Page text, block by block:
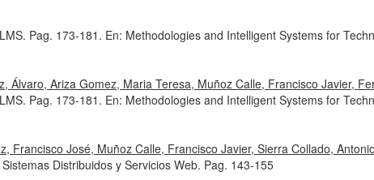
Pag. 173-181. En: Methodologies and Intelligent Systems for
Álvaro, Ariza Gomez, Maria Teresa, Muñoz Calle, Francisco Javier,
Pag. 173-181. En: Methodologies and Intelligent Systems for
Francisco José, Muñoz Calle, Francisco Javier, Sierra Collado,
Distribuidos y Servicios Web. Pag. 143-155